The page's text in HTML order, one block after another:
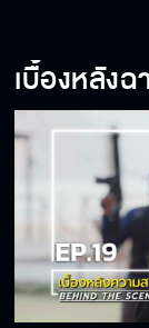
เบื้องหลัง